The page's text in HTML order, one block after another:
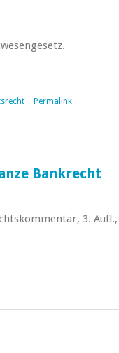
| Permalink
Bankrecht
3. Aufl.,